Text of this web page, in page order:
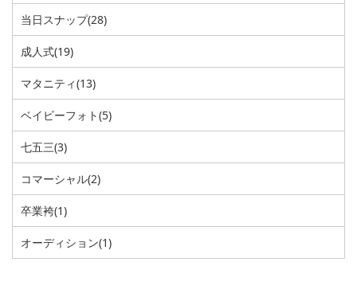
当日スナップ(28)
成人式(19)
マタニティ(13)
ベイビーフォト(5)
七五三(3)
コマーシャル(2)
卒業袴(1)
オーディション(1)